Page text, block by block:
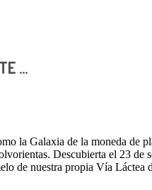
...